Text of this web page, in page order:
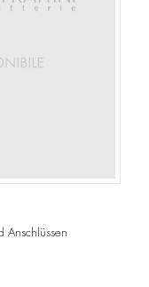
Anschlüssen